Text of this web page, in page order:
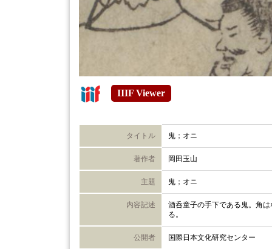
IIIF Viewer
タイトル 鬼；オニ
著作者 岡田玉山
主題 鬼；オニ
内容記述
酒呑童子の手下である鬼。角
る。
公開者 国際日本文化研究センター